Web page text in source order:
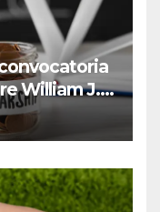
William J.
del